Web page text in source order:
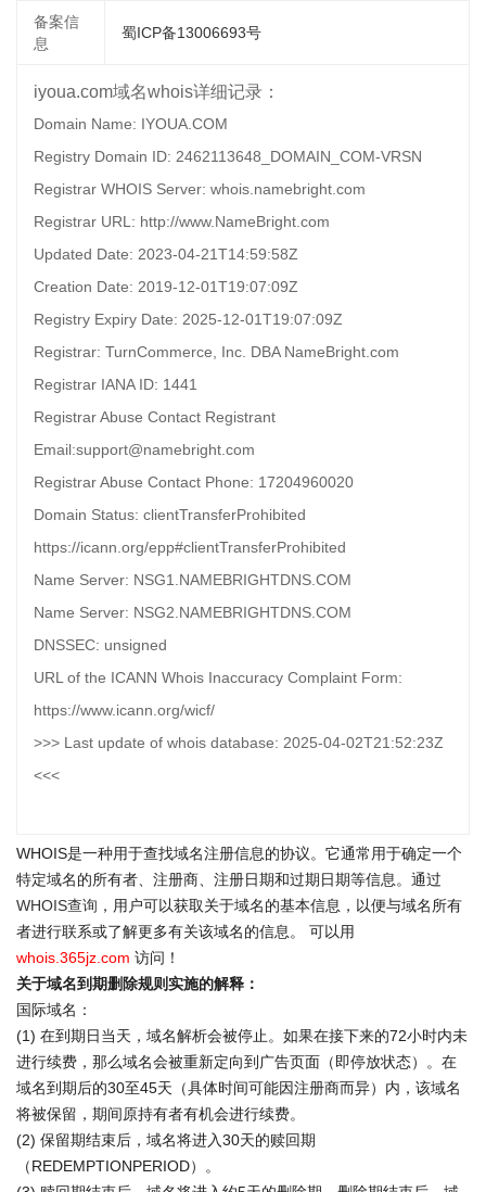
备案信
息
蜀ICP备13006693号
iyoua.com域名whois详细记录：
Domain Name: IYOUA.COM
Registry Domain ID: 2462113648_DOMAIN_COM-VRSN
Registrar WHOIS Server: whois.namebright.com
Registrar URL: http://www.NameBright.com
Updated Date: 2023-04-21T14:59:58Z
Creation Date: 2019-12-01T19:07:09Z
Registry Expiry Date: 2025-12-01T19:07:09Z
Registrar: TurnCommerce, Inc. DBA NameBright.com
Registrar IANA ID: 1441
Registrar Abuse Contact Registrant
Email:support@namebright.com
Registrar Abuse Contact Phone: 17204960020
Domain Status: clientTransferProhibited
https://icann.org/epp#clientTransferProhibited
Name Server: NSG1.NAMEBRIGHTDNS.COM
Name Server: NSG2.NAMEBRIGHTDNS.COM
DNSSEC: unsigned
URL of the ICANN Whois Inaccuracy Complaint Form:
https://www.icann.org/wicf/
>>> Last update of whois database: 2025-04-02T21:52:23Z
<<<
WHOIS是一种用于查找域名注册信息的协议。它通常用于确定一个
特定域名的所有者、注册商、注册日期和过期日期等信息。通过
WHOIS查询 ，用户可以获取关于域名的基本信息，以便与域名所有
者进行联系或了解更多有关该域名的信息。 可以用
whois.365jz.com 访问！
关于域名到期删除规则实施的解释：
国际域名：
(1) 在到期日当天，域名解析会被停止。如果在接下来的72小时内未
进行续费，那么域名会被重新定向到广告页面（即停放状态）。在
域名到期后的30至45天（具体时间可能因注册商而异）内，该域名
将被保留，期间原持有者有机会进行续费。
(2) 保留期结束后，域名将进入30天的赎回期
（REDEMPTIONPERIOD）。